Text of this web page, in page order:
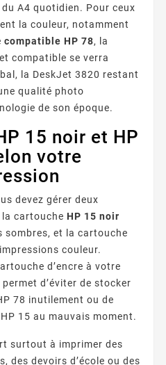
A4 quotidien. Pour ceux
la couleur, notamment
compatible HP 78, la
compatible se verra
la DeskJet 3820 restant
qualité photo
de son époque.
15 noir et HP
votre
devez gérer deux
la cartouche HP 15 noir
sombres, et la cartouche
couleur.
d’encre à votre
d’éviter de stocker
78 inutilement ou de
15 au mauvais moment.
surtout à imprimer des
des devoirs d’école ou des